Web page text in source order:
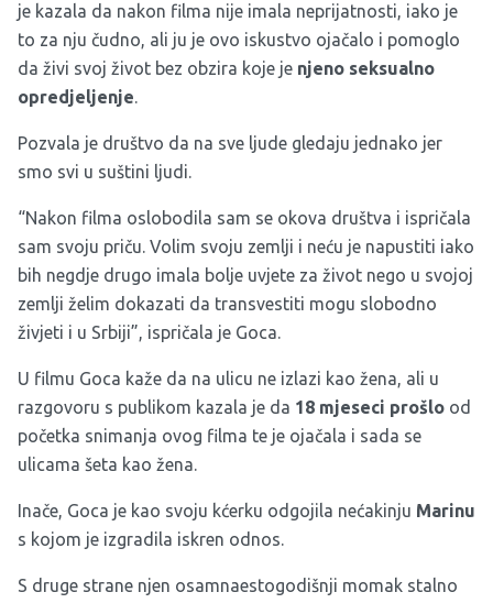
je kazala da nakon filma nije imala neprijatnosti, iako je
to za nju čudno, ali ju je ovo iskustvo ojačalo i pomoglo
da živi svoj život bez obzira koje je njeno seksualno
opredjeljenje.
Pozvala je društvo da na sve ljude gledaju jednako jer
smo svi u suštini ljudi.
“Nakon filma oslobodila sam se okova društva i ispričala
sam svoju priču. Volim svoju zemlji i neću je napustiti iako
bih negdje drugo imala bolje uvjete za život nego u svojoj
zemlji želim dokazati da transvestiti mogu slobodno
živjeti i u Srbiji”, ispričala je Goca.
U filmu Goca kaže da na ulicu ne izlazi kao žena, ali u
razgovoru s publikom kazala je da 18 mjeseci prošlo od
početka snimanja ovog filma te je ojačala i sada se
ulicama šeta kao žena.
Inače, Goca je kao svoju kćerku odgojila nećakinju Marinu
s kojom je izgradila iskren odnos.
S druge strane njen osamnaestogodišnji momak stalno